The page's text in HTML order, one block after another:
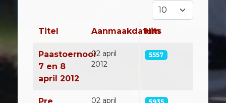
Toon #
Titel Aanmaakdatum
Hits
Paastoernooi
7 en 8
april 2012
02 april
2012
5557
02 april